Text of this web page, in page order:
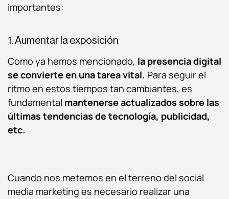
importantes:
1. Aumentar la exposición
Como ya hemos mencionado, la presencia digital
se convierte en una tarea vital. Para seguir el
ritmo en estos tiempos tan cambiantes, es
fundamental mantenerse actualizados sobre las
últimas tendencias de tecnología, publicidad,
etc.
Cuando nos metemos en el terreno del social
media marketing es necesario realizar una